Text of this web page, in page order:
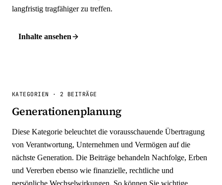
langfristig tragfähiger zu treffen.
Inhalte ansehen
KATEGORIEN · 2 BEITRÄGE
Generationenplanung
Diese Kategorie beleuchtet die vorausschauende Übertragung
von Verantwortung, Unternehmen und Vermögen auf die
nächste Generation. Die Beiträge behandeln Nachfolge, Erben
und Vererben ebenso wie finanzielle, rechtliche und
persönliche Wechselwirkungen. So können Sie wichtige